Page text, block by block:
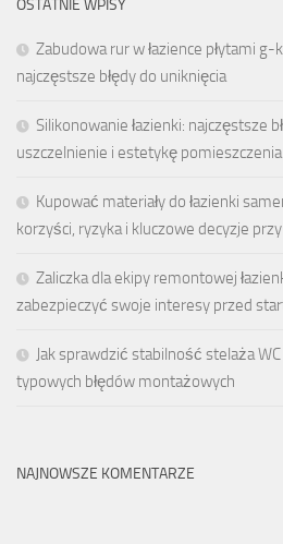
OSTATNIE WPISY
Zabudowa rur w łazience płytami
najczęstsze błędy do uniknięcia
Silikonowanie łazienki: najczęstsze
uszczelnienie i estetykę pomieszczenia
Kupować materiały do łazienki
korzyści, ryzyka i kluczowe decyzje
Zaliczka dla ekipy remontowej
zabezpieczyć swoje interesy przed
Jak sprawdzić stabilność stelaża
typowych błędów montażowych
NAJNOWSZE KOMENTARZE